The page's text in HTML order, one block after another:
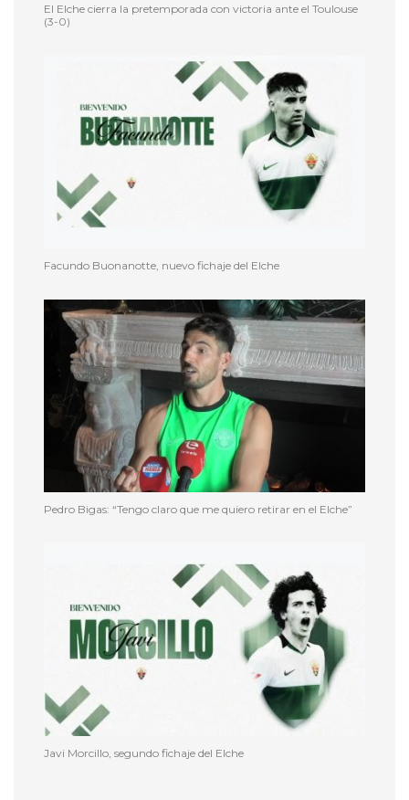
El Elche cierra la pretemporada con victoria ante el Toulouse
(3-0)
Facundo Buonanotte, nuevo fichaje del Elche
Pedro Bigas: “Tengo claro que me quiero retirar en el Elche”
Javi Morcillo, segundo fichaje del Elche